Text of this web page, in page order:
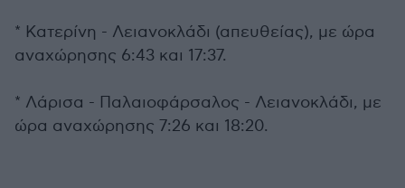
* Κατερίνη - Λειανοκλάδι (απευθείας), με ώρα
αναχώρησης 6:43 και 17:37.
* Λάρισα - Παλαιοφάρσαλος - Λειανοκλάδι, με
ώρα αναχώρησης 7:26 και 18:20.